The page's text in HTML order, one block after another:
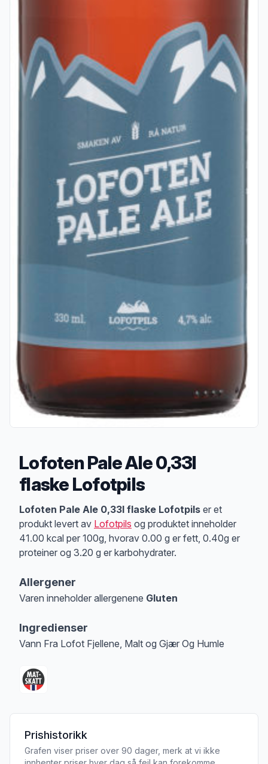
Lofoten Pale Ale 0,33l
flaske Lofotpils
Produktbeskrivelse
Lofoten Pale Ale 0,33l flaske Lofotpils er et
produkt levert av Lofotpils og produktet inneholder
41.00 kcal per 100g, hvorav 0.00 g er fett, 0.40g er
proteiner og 3.20 g er karbohydrater.
Allergener
Varen inneholder allergenene Gluten
Ingredienser
Vann Fra Lofot Fjellene, Malt og Gjær Og Humle
Prishistorikk
Grafen viser priser over 90 dager, merk at vi ikke